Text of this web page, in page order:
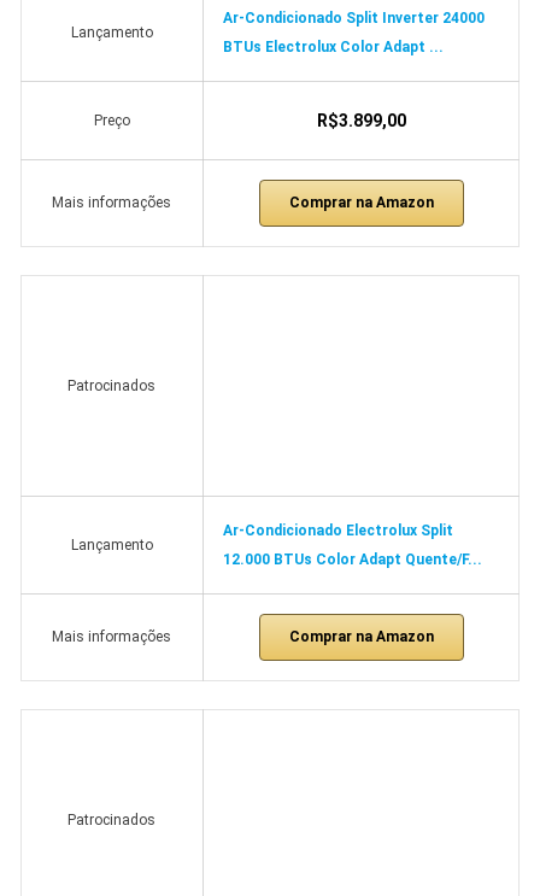
Lançamento
Ar-Condicionado Split Inverter 24000
BTUs Electrolux Color Adapt ...
Preço R$3.899,00
Mais informações Comprar na Amazon
Patrocinados
Lançamento
Ar-Condicionado Electrolux Split
12.000 BTUs Color Adapt Quente/F...
Mais informações Comprar na Amazon
Patrocinados